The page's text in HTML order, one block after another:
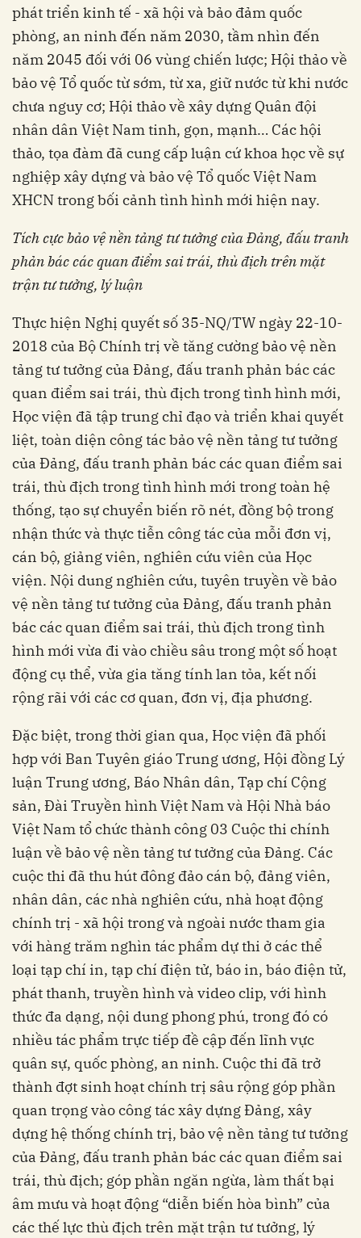
phát triển kinh tế - xã hội và bảo đảm quốc
phòng, an ninh đến năm 2030, tầm nhìn đến
năm 2045 đối với 06 vùng chiến lược; Hội thảo về
bảo vệ Tổ quốc từ sớm, từ xa, giữ nước từ khi nước
chưa nguy cơ; Hội thảo về xây dựng Quân đội
nhân dân Việt Nam tinh, gọn, mạnh… Các hội
thảo, tọa đàm đã cung cấp luận cứ khoa học về sự
nghiệp xây dựng và bảo vệ Tổ quốc Việt Nam
XHCN trong bối cảnh tình hình mới hiện nay.
Tích cực bảo vệ nền tảng tư tưởng của Đảng, đấu tranh
phản bác các quan điểm sai trái, thù địch trên mặt
trận tư tưởng, lý luận
Thực hiện Nghị quyết số 35-NQ/TW ngày 22-10-
2018 của Bộ Chính trị về tăng cường bảo vệ nền
tảng tư tưởng của Đảng, đấu tranh phản bác các
quan điểm sai trái, thù địch trong tình hình mới,
Học viện đã tập trung chỉ đạo và triển khai quyết
liệt, toàn diện công tác bảo vệ nền tảng tư tưởng
của Đảng, đấu tranh phản bác các quan điểm sai
trái, thù địch trong tình hình mới trong toàn hệ
thống, tạo sự chuyển biến rõ nét, đồng bộ trong
nhận thức và thực tiễn công tác của mỗi đơn vị,
cán bộ, giảng viên, nghiên cứu viên của Học
viện. Nội dung nghiên cứu, tuyên truyền về bảo
vệ nền tảng tư tưởng của Đảng, đấu tranh phản
bác các quan điểm sai trái, thù địch trong tình
hình mới vừa đi vào chiều sâu trong một số hoạt
động cụ thể, vừa gia tăng tính lan tỏa, kết nối
rộng rãi với các cơ quan, đơn vị, địa phương.
Đặc biệt, trong thời gian qua, Học viện đã phối
hợp với Ban Tuyên giáo Trung ương, Hội đồng Lý
luận Trung ương, Báo Nhân dân, Tạp chí Cộng
sản, Đài Truyền hình Việt Nam và Hội Nhà báo
Việt Nam tổ chức thành công 03 Cuộc thi chính
luận về bảo vệ nền tảng tư tưởng của Đảng. Các
cuộc thi đã thu hút đông đảo cán bộ, đảng viên,
nhân dân, các nhà nghiên cứu, nhà hoạt động
chính trị - xã hội trong và ngoài nước tham gia
với hàng trăm nghìn tác phẩm dự thi ở các thể
loại tạp chí in, tạp chí điện tử, báo in, báo điện tử,
phát thanh, truyền hình và video clip, với hình
thức đa dạng, nội dung phong phú, trong đó có
nhiều tác phẩm trực tiếp đề cập đến lĩnh vực
quân sự, quốc phòng, an ninh. Cuộc thi đã trở
thành đợt sinh hoạt chính trị sâu rộng góp phần
quan trọng vào công tác xây dựng Đảng, xây
dựng hệ thống chính trị, bảo vệ nền tảng tư tưởng
của Đảng, đấu tranh phản bác các quan điểm sai
trái, thù địch; góp phần ngăn ngừa, làm thất bại
âm mưu và hoạt động “diễn biến hòa bình” của
các thế lực thù địch trên mặt trận tư tưởng, lý